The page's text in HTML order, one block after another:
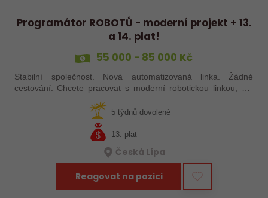
Programátor ROBOTŮ - moderní projekt + 13.
a 14. plat!
55 000 - 85 000 Kč
Stabilní společnost. Nová automatizovaná linka. Žádné
cestování. Chcete pracovat s moderní robotickou linkou, ale
šikovné absolventy…
5 týdnů dovolené
13. plat
Česká Lípa
Reagovat na pozici